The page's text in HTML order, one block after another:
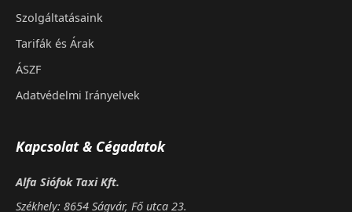
Szolgáltatásaink
Tarifák és Árak
ÁSZF
Adatvédelmi Irányelvek
Kapcsolat & Cégadatok
Alfa Siófok Taxi Kft.
Székhely: 8654 Ságvár, Fő utca 23.